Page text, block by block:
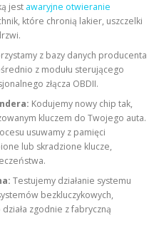
jest awaryjne otwieranie
które chronią lakier, uszczelki
z bazy danych producenta
z modułu sterującego
złącza OBDII.
Kodujemy nowy chip tak,
kluczem do Twojego auta.
usuwamy z pamięci
lub skradzione klucze,
Testujemy działanie systemu
bezkluczykowych,
zgodnie z fabryczną